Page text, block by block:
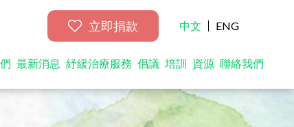
立即捐款 中文 ENG
最新消息 紓緩治療服務 倡議 培訓 資源 聯絡我們